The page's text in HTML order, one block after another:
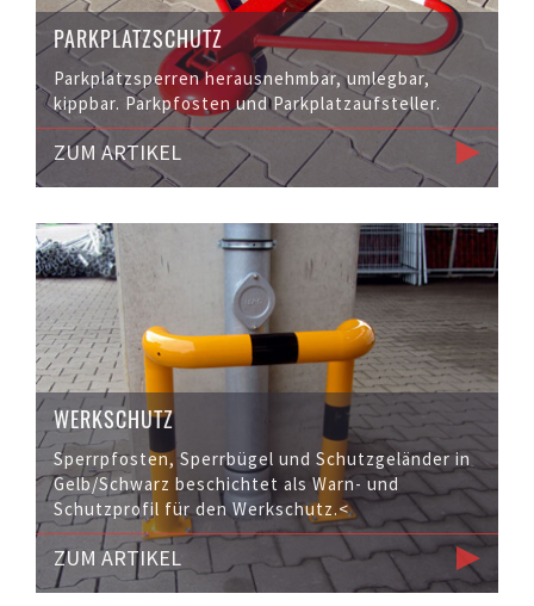
PARKPLATZSCHUTZ
Parkplatzsperren herausnehmbar, umlegbar,
kippbar. Parkpfosten und Parkplatzaufsteller.
ZUM ARTIKEL
WERKSCHUTZ
Sperrpfosten, Sperrbügel und Schutzgeländer in
Gelb/Schwarz beschichtet als Warn- und
Schutzprofil für den Werkschutz.<
ZUM ARTIKEL